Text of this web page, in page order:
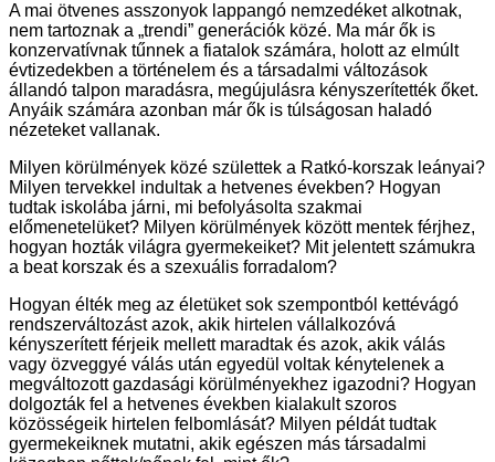
A mai ötvenes asszonyok lappangó nemzedéket alkotnak,
nem tartoznak a „trendi” generációk közé. Ma már ők is
konzervatívnak tűnnek a fiatalok számára, holott az elmúlt
évtizedekben a történelem és a társadalmi változások
állandó talpon maradásra, megújulásra kényszerítették őket.
Anyáik számára azonban már ők is túlságosan haladó
nézeteket vallanak.
Milyen körülmények közé születtek a Ratkó-korszak leányai?
Milyen tervekkel indultak a hetvenes években? Hogyan
tudtak iskolába járni, mi befolyásolta szakmai
előmenetelüket? Milyen körülmények között mentek férjhez,
hogyan hozták világra gyermekeiket? Mit jelentett számukra
a beat korszak és a szexuális forradalom?
Hogyan élték meg az életüket sok szempontból kettévágó
rendszerváltozást azok, akik hirtelen vállalkozóvá
kényszerített férjeik mellett maradtak és azok, akik válás
vagy özveggyé válás után egyedül voltak kénytelenek a
megváltozott gazdasági körülményekhez igazodni? Hogyan
dolgozták fel a hetvenes években kialakult szoros
közösségeik hirtelen felbomlását? Milyen példát tudtak
gyermekeiknek mutatni, akik egészen más társadalmi